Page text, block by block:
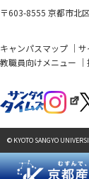
〒603-8555 京都市北
キャンパスマップ サ
教職員向けメニュー
© KYOTO SANGYO